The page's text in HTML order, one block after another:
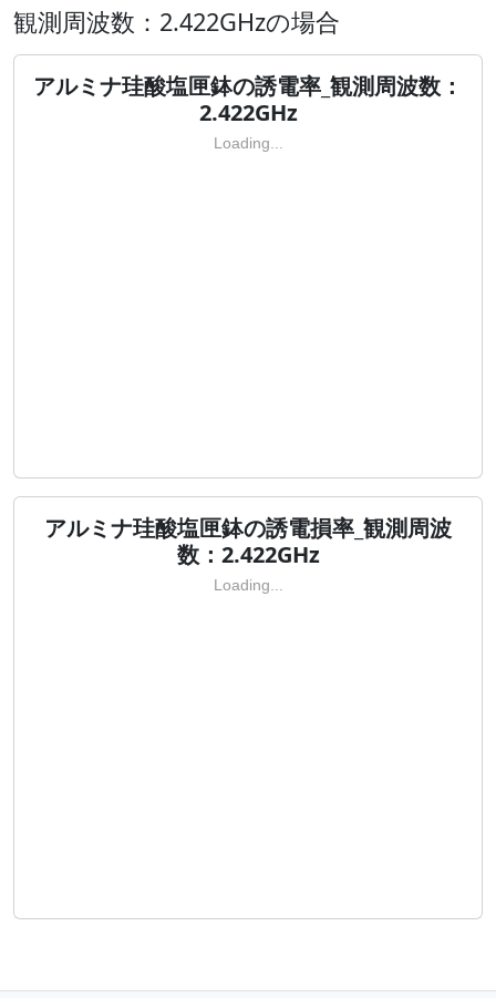
観測周波数：2.422GHzの場合
アルミナ珪酸塩匣鉢の誘電率_観測周波数：
2.422GHz
Loading...
アルミナ珪酸塩匣鉢の誘電損率_観測周波
数：2.422GHz
Loading...